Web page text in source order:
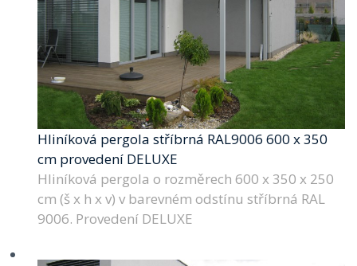
Hliníková pergola stříbrná RAL9006 600 x 350
cm provedení DELUXE
Hliníková pergola o rozměrech 600 x 350 x 250
cm (š x h x v) v barevném odstínu stříbrná RAL
9006. Provedení DELUXE